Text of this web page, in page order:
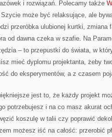
i rozwiązań. Polecamy także
może być relaksujące, ale
przeróbka ulubionej kurtki, zmiana
od dawna czeka w szafie. Na
– to przepustki do świata, w
mieć dyplomu projektanta, żeby
do eksperymentów, a z czasem
jest to, że każdy projekt
potrzebujesz i na co masz akurat
koszulę w talii czy poprawić
możesz iść na całość: przerobić